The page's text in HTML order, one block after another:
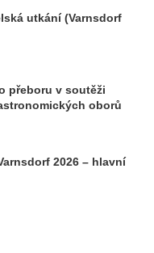
utkání (Varnsdorf
přeboru v soutěži
oborů
2026 – hlavní